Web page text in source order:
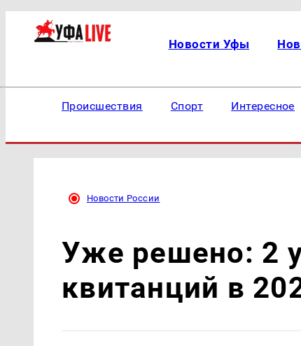
Новости Уфы
Происшествия Спорт Интересное
Новости России
Уже решено: 2
квитанций в